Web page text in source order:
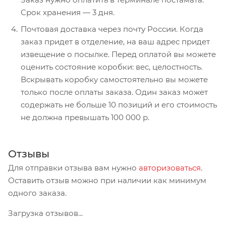
Срок хранения — 3 дня.
Почтовая доставка через почту России. Когда
заказ придет в отделение, на ваш адрес придет
извещение о посылке. Перед оплатой вы можете
оценить состояние коробки: вес, целостность.
Вскрывать коробку самостоятельно вы можете
только после оплаты заказа. Один заказ может
содержать не больше 10 позиций и его стоимость
не должна превышать 100 000 р.
Отзывы
Для отправки отзыва вам нужно авторизоваться.
Оставить отзыв можно при наличии как минимум
одного заказа.
Загрузка отзывов...